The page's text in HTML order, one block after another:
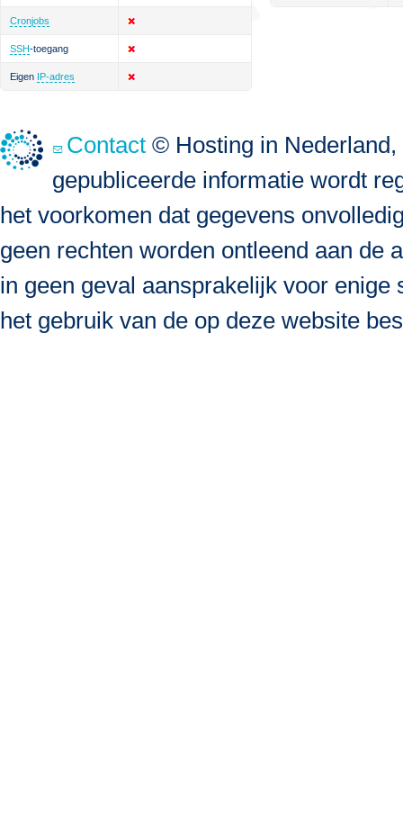
Cronjobs
SSH-toegang
Eigen IP-adres
Contact © Hosting in
gepubliceerde informatie wordt
het voorkomen dat gegevens
geen rechten worden ontleend aan de
in geen geval aansprakelijk voor
het gebruik van de op deze website